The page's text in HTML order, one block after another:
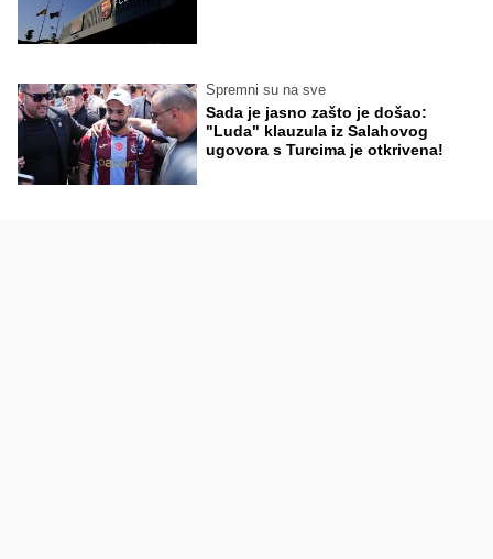
Spremni su na sve
Sada je jasno zašto je došao:
"Luda" klauzula iz Salahovog
ugovora s Turcima je otkrivena!